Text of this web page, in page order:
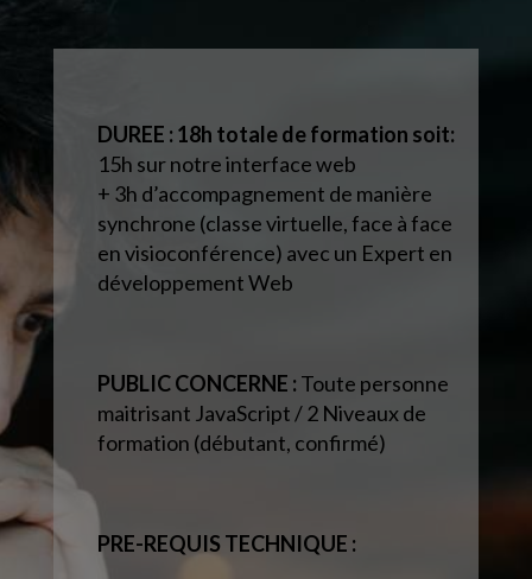
DUREE : 18h totale de formation soit:
15h sur notre interface web
+ 3h d’accompagnement de manière
synchrone (classe virtuelle, face à face
en visioconférence) avec un Expert en
développement Web
PUBLIC CONCERNE : Toute personne
maitrisant JavaScript / 2 Niveaux de
formation (débutant, confirmé)
PRE-REQUIS TECHNIQUE :